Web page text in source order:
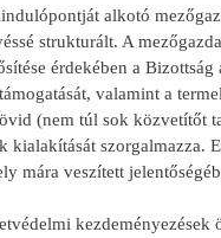
alkotó
strukturált. A
érdekében a Bizottság
valamint a
(nem túl sok közvetítőt
kialakítását szorgalmazza.
mára veszített
kezdeményezések